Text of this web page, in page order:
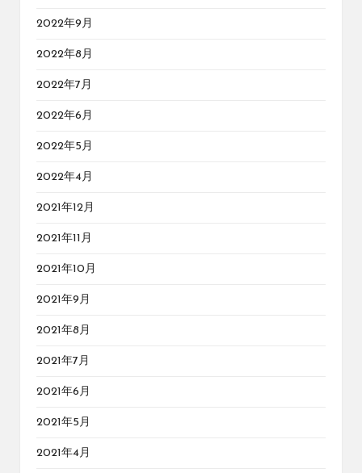
2022年9月
2022年8月
2022年7月
2022年6月
2022年5月
2022年4月
2021年12月
2021年11月
2021年10月
2021年9月
2021年8月
2021年7月
2021年6月
2021年5月
2021年4月